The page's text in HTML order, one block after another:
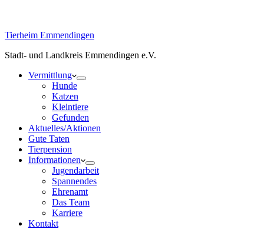
Tierheim Emmendingen
Stadt- und Landkreis Emmendingen e.V.
Vermittlung
Hunde
Katzen
Kleintiere
Gefunden
Aktuelles/Aktionen
Gute Taten
Tierpension
Informationen
Jugendarbeit
Spannendes
Ehrenamt
Das Team
Karriere
Kontakt